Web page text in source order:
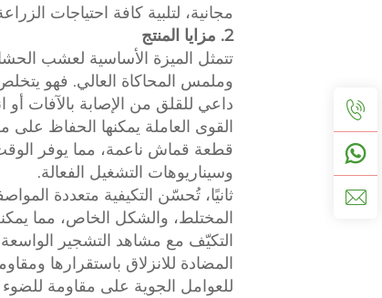
مجانية، لتلبية كافة احتياجات
2. مزايا المنتج
تتمثل الميزة الأساسية لعشب
وملمس المحاكاة العالي. فهو يتخلص
داعي للقلق من الإصابة بالآفات أو
القوى العاملة يمكنها الحفاظ
قطعة قماش ناعمة، مما يوفر
وسيناريوهات التشغيل الفعالة.
ثانيًا، تُحسّن التكيفية متعددة
المختلط، والشكل الخاص، مما
التكيّف مع مشاهد التشجير الواسعة
المضادة للانزلاق باستقرارها